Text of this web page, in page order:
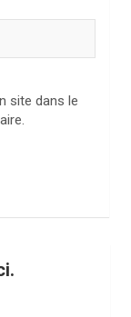
site dans le